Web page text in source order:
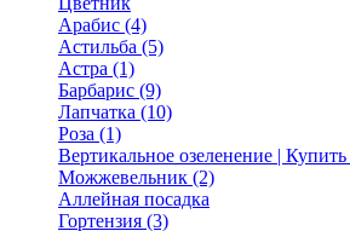
Арабис (4)
Астильба (5)
Астра (1)
Барбарис (9)
Лапчатка (10)
Роза (1)
Вертикальное озеленение |
Можжевельник (2)
Аллейная посадка
Гортензия (3)